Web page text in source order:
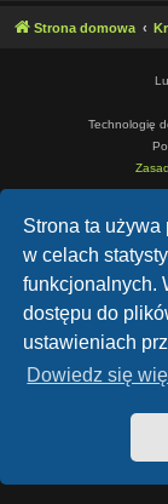
Strona ta używa
w celach
funkcjonalnych.
dostępu do
ustawieniach
Dowiedz się
Strona domowa
Technologię